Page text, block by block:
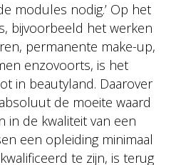
modules nodig.’ Op het
bijvoorbeeld het werken
permanente make-up,
enzovoorts, is het
in beautyland. Daarover
de moeite waard
in de kwaliteit van een
een opleiding minimaal
te zijn, is terug